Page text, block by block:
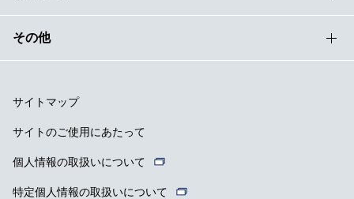
その他
サイトマップ
サイトのご使用にあたって
個人情報の取扱いについて
特定個人情報の取扱いについて